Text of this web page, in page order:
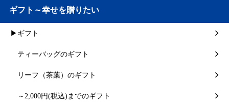
ギフト～幸せを贈りたい
▶ギフト
ティーバッグのギフト
リーフ（茶葉）のギフト
～2,000円(税込)までのギフト